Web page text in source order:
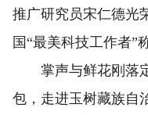
推广研究员宋仁德光
国“最美科技工作者”
掌声与鲜花刚落定
包，走进玉树藏族自